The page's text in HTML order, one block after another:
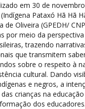
em 30 de
Pataxó Hã Hã
de Oliveira (GPEDH/
por meio da
trazendo
que transmitem
sobre o respeito à
cultural. Dando
e negros, a
crianças na
dos educadores.